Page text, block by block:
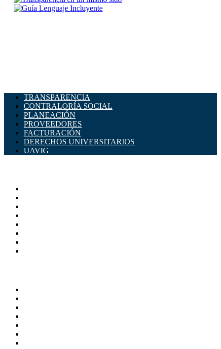
TRANSPARENCIA
CONTRALORÍA SOCIAL
PLANEACIÓN
PROVEEDORES
FACTURACIÓN
DERECHOS UNIVERSITARIOS
UAVIG